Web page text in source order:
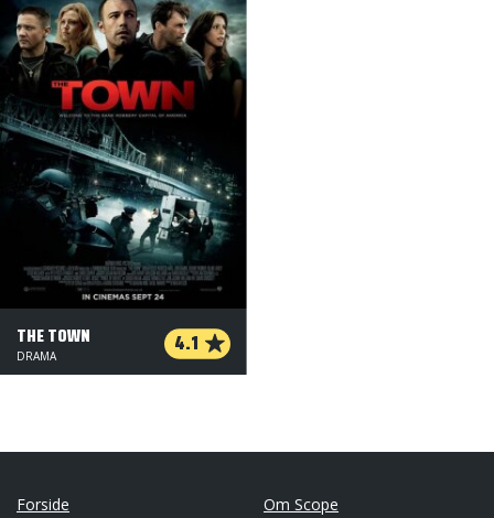
THE TOWN 4.1
DRAMA
Forside
Om Scope